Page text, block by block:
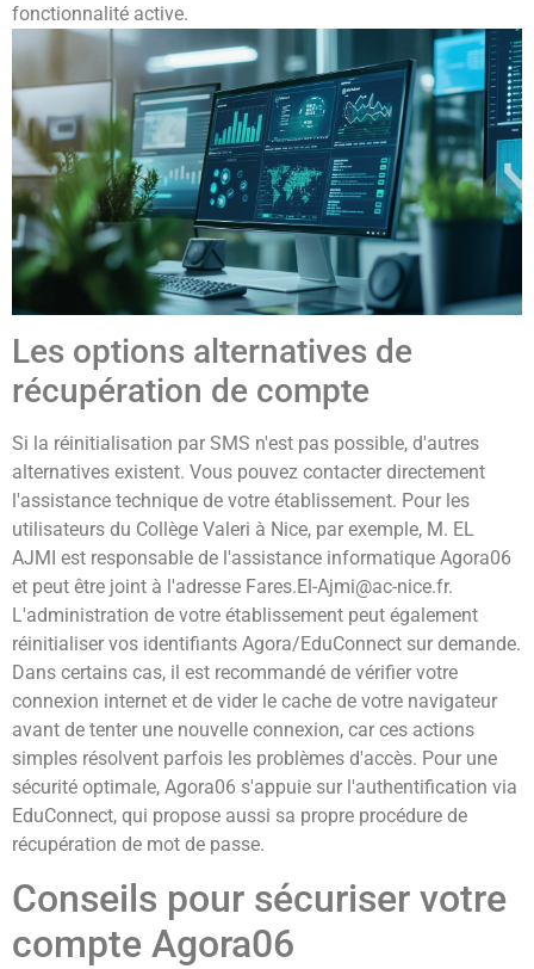
fonctionnalité active.
Les options alternatives de
récupération de compte
Si la réinitialisation par SMS n'est pas possible, d'autres
alternatives existent. Vous pouvez contacter directement
l'assistance technique de votre établissement. Pour les
utilisateurs du Collège Valeri à Nice, par exemple, M. EL
AJMI est responsable de l'assistance informatique Agora06
et peut être joint à l'adresse Fares.El-Ajmi@ac-nice.fr.
L'administration de votre établissement peut également
réinitialiser vos identifiants Agora/EduConnect sur demande.
Dans certains cas, il est recommandé de vérifier votre
connexion internet et de vider le cache de votre navigateur
avant de tenter une nouvelle connexion, car ces actions
simples résolvent parfois les problèmes d'accès. Pour une
sécurité optimale, Agora06 s'appuie sur l'authentification via
EduConnect, qui propose aussi sa propre procédure de
récupération de mot de passe.
Conseils pour sécuriser votre
compte Agora06